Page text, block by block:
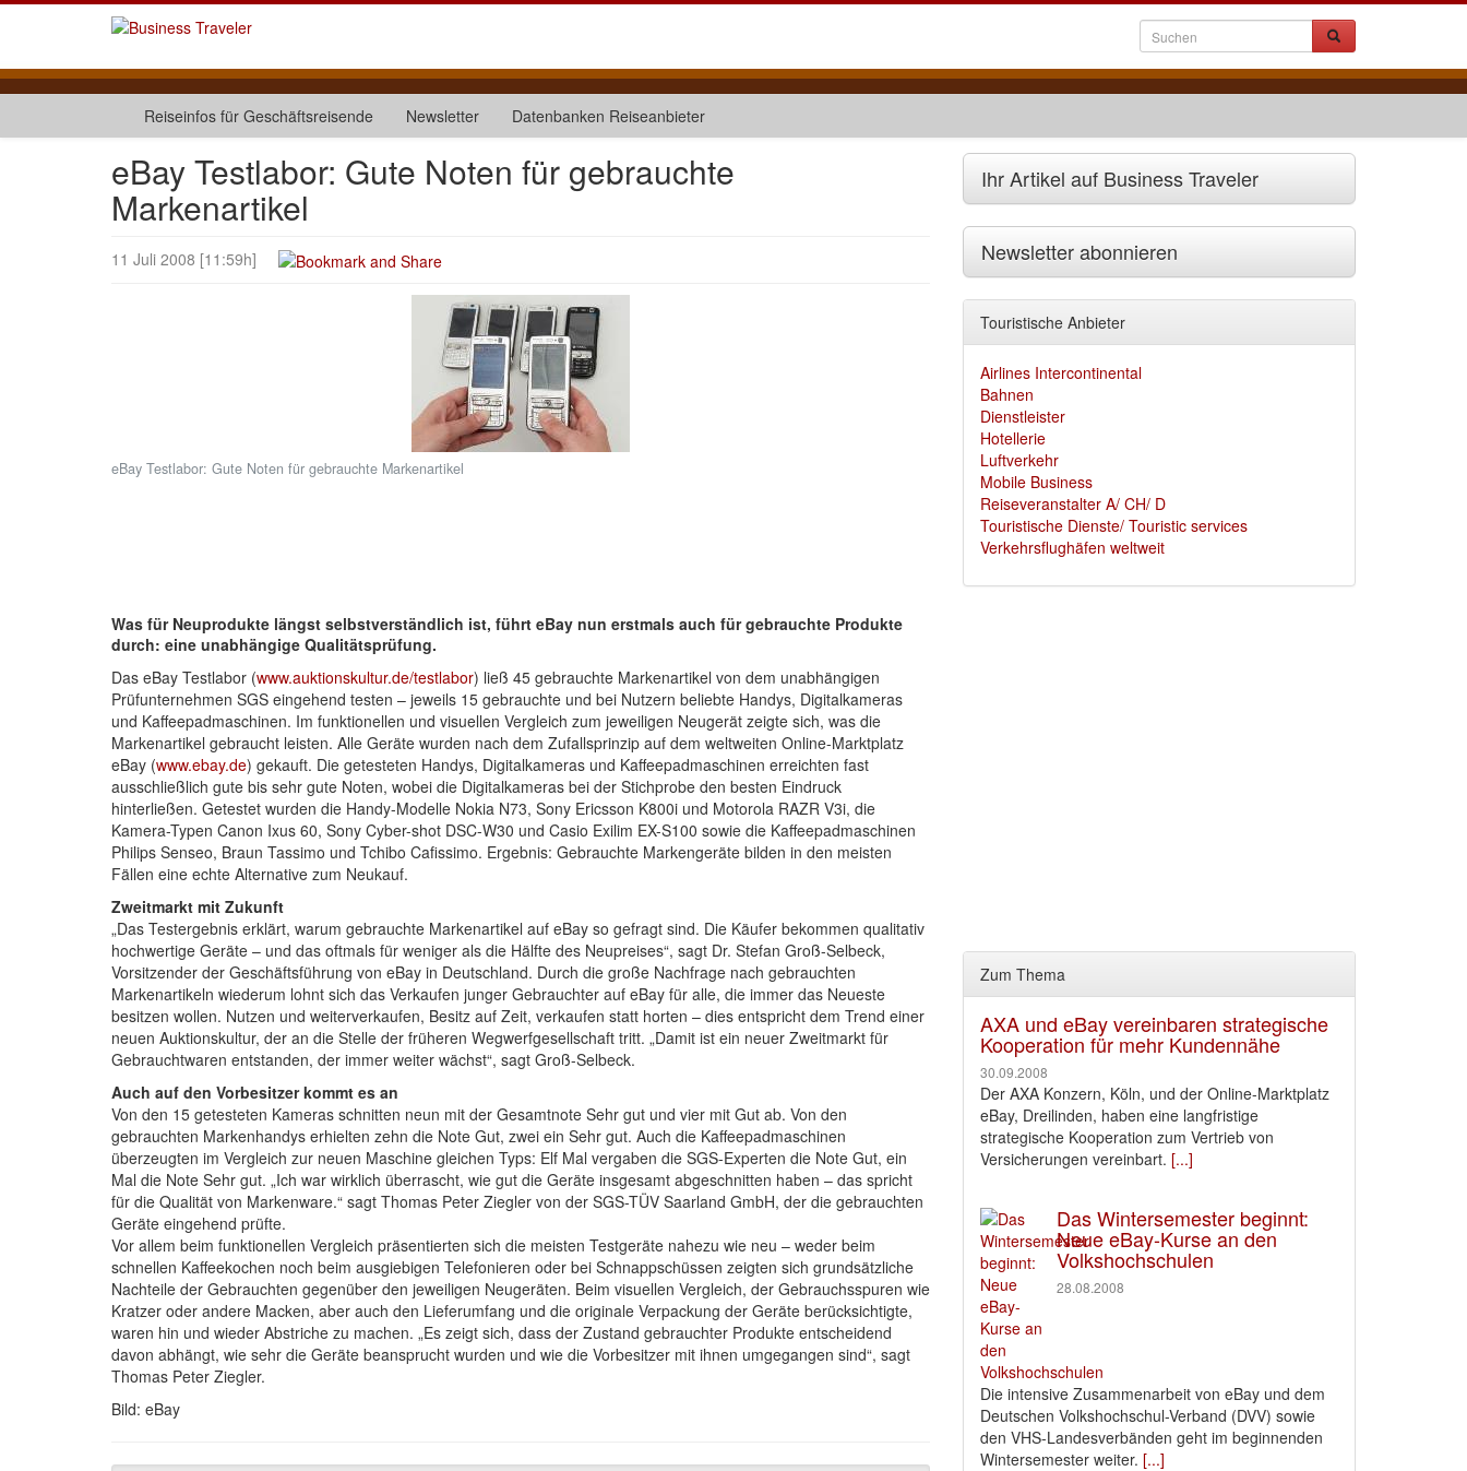
Reiseinfos für Geschäftsreisende Newsletter Datenbanken Reiseanbieter
eBay Testlabor: Gute Noten für gebrauchte
Markenartikel
11 Juli 2008 [11:59h]
eBay Testlabor: Gute Noten für gebrauchte Markenartikel
Was für Neuprodukte längst selbstverständlich ist, führt eBay nun erstmals auch für gebrauchte Produkte
durch: eine unabhängige Qualitätsprüfung.
Das eBay Testlabor (www.auktionskultur.de/testlabor) ließ 45 gebrauchte Markenartikel von dem unabhängigen
Prüfunternehmen SGS eingehend testen – jeweils 15 gebrauchte und bei Nutzern beliebte Handys, Digitalkameras
und Kaffeepadmaschinen. Im funktionellen und visuellen Vergleich zum jeweiligen Neugerät zeigte sich, was die
Markenartikel gebraucht leisten. Alle Geräte wurden nach dem Zufallsprinzip auf dem weltweiten Online-Marktplatz
eBay (www.ebay.de) gekauft. Die getesteten Handys, Digitalkameras und Kaffeepadmaschinen erreichten fast
ausschließlich gute bis sehr gute Noten, wobei die Digitalkameras bei der Stichprobe den besten Eindruck
hinterließen. Getestet wurden die Handy-Modelle Nokia N73, Sony Ericsson K800i und Motorola RAZR V3i, die
Kamera-Typen Canon Ixus 60, Sony Cyber-shot DSC-W30 und Casio Exilim EX-S100 sowie die Kaffeepadmaschinen
Philips Senseo, Braun Tassimo und Tchibo Cafissimo. Ergebnis: Gebrauchte Markengeräte bilden in den meisten
Fällen eine echte Alternative zum Neukauf.
Zweitmarkt mit Zukunft
„Das Testergebnis erklärt, warum gebrauchte Markenartikel auf eBay so gefragt sind. Die Käufer bekommen qualitativ
hochwertige Geräte – und das oftmals für weniger als die Hälfte des Neupreises“, sagt Dr. Stefan Groß-Selbeck,
Vorsitzender der Geschäftsführung von eBay in Deutschland. Durch die große Nachfrage nach gebrauchten
Markenartikeln wiederum lohnt sich das Verkaufen junger Gebrauchter auf eBay für alle, die immer das Neueste
besitzen wollen. Nutzen und weiterverkaufen, Besitz auf Zeit, verkaufen statt horten – dies entspricht dem Trend einer
neuen Auktionskultur, der an die Stelle der früheren Wegwerfgesellschaft tritt. „Damit ist ein neuer Zweitmarkt für
Gebrauchtwaren entstanden, der immer weiter wächst“, sagt Groß-Selbeck.
Auch auf den Vorbesitzer kommt es an
Von den 15 getesteten Kameras schnitten neun mit der Gesamtnote Sehr gut und vier mit Gut ab. Von den
gebrauchten Markenhandys erhielten zehn die Note Gut, zwei ein Sehr gut. Auch die Kaffeepadmaschinen
überzeugten im Vergleich zur neuen Maschine gleichen Typs: Elf Mal vergaben die SGS-Experten die Note Gut, ein
Mal die Note Sehr gut. „Ich war wirklich überrascht, wie gut die Geräte insgesamt abgeschnitten haben – das spricht
für die Qualität von Markenware.“ sagt Thomas Peter Ziegler von der SGS-TÜV Saarland GmbH, der die gebrauchten
Geräte eingehend prüfte.
Vor allem beim funktionellen Vergleich präsentierten sich die meisten Testgeräte nahezu wie neu – weder beim
schnellen Kaffeekochen noch beim ausgiebigen Telefonieren oder bei Schnappschüssen zeigten sich grundsätzliche
Nachteile der Gebrauchten gegenüber den jeweiligen Neugeräten. Beim visuellen Vergleich, der Gebrauchsspuren wie
Kratzer oder andere Macken, aber auch den Lieferumfang und die originale Verpackung der Geräte berücksichtigte,
waren hin und wieder Abstriche zu machen. „Es zeigt sich, dass der Zustand gebrauchter Produkte entscheidend
davon abhängt, wie sehr die Geräte beansprucht wurden und wie die Vorbesitzer mit ihnen umgegangen sind“, sagt
Thomas Peter Ziegler.
Bild: eBay
Ihr Artikel auf Business Traveler
Newsletter abonnieren
Touristische Anbieter
Airlines Intercontinental
Bahnen
Dienstleister
Hotellerie
Luftverkehr
Mobile Business
Reiseveranstalter A/ CH/ D
Touristische Dienste/ Touristic services
Verkehrsflughäfen weltweit
Zum Thema
AXA und eBay vereinbaren strategische
Kooperation für mehr Kundennähe
30.09.2008
Der AXA Konzern, Köln, und der Online-Marktplatz
eBay, Dreilinden, haben eine langfristige
strategische Kooperation zum Vertrieb von
Versicherungen vereinbart. [...]
Das Wintersemester beginnt:
Neue eBay-Kurse an den
Volkshochschulen
28.08.2008
Die intensive Zusammenarbeit von eBay und dem
Deutschen Volkshochschul-Verband (DVV) sowie
den VHS-Landesverbänden geht im beginnenden
Wintersemester weiter. [...]